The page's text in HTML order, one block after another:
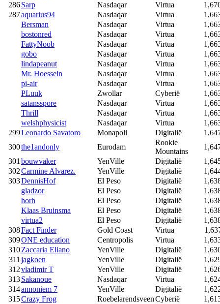
286Sarp Nasdaqar Virtua
287aquarius94 Nasdaqar Virtua
Bersman
Nasdaqar Virtua
bostonred
Nasdaqar Virtua
FattyNoob
Nasdaqar Virtua
gobo
Nasdaqar Virtua
lindapeanut
Nasdaqar Virtua
Mr. Hoessein
Nasdaqar Virtua
pi-air
Nasdaqar Virtua
PLuuk
Zwollar Cyberië
satansspore
Nasdaqar Virtua
Thrill
Nasdaqar Virtua
welshphysicist
Nasdaqar Virtua
299Leonardo Savatoro Monapoli Digitalië
300the1andonly Eurodam
Rookie
Mountains
301bouwvaker YenVille Digitalië
302Carmine Alvarez. YenVille Digitalië
303DennisHof El Peso Digitalië
gladzor
El Peso Digitalië
horh
El Peso Digitalië
Klaas Bruinsma
El Peso Digitalië
virtua2
El Peso Digitalië
308Fact Finder Gold Coast Virtua
309ONE education Centropolis Virtua
310Zaccaria Eliano YenVille Digitalië
311jagkoen YenVille Digitalië
312vladimir T YenVille Digitalië
313Sakanoue Nasdaqar Virtua
314annoniem 7 YenVille Digitalië
315Crazy Frog RoebelarendsveenCyberië